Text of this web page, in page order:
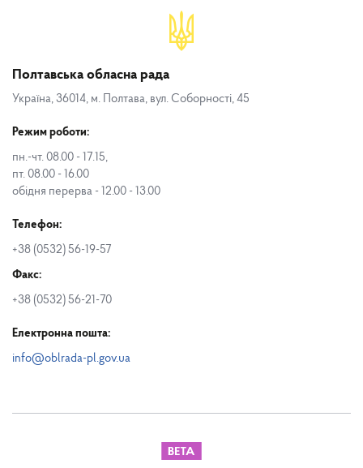
Полтавська обласна рада
Україна, 36014, м. Полтава, вул. Соборності, 45
Режим роботи:
пн.-чт. 08.00 - 17.15,
пт. 08.00 - 16.00
обідня перерва - 12.00 - 13.00
Телефон:
+38 (0532) 56-19-57
Факс:
+38 (0532) 56-21-70
Електронна пошта:
info@oblrada-pl.gov.ua